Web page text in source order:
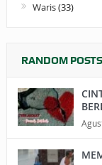
Waris(33)
RANDOM POSTS